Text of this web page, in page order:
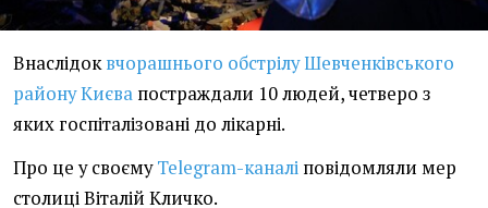
Внаслідоквчорашнього обстрілу Шевченківського
району Києва постраждали 10 людей, четверо з
яких госпіталізовані до лікарні.
Про це у своємуTelegram-каналі повідомляли мер
столиці Віталій Кличко.